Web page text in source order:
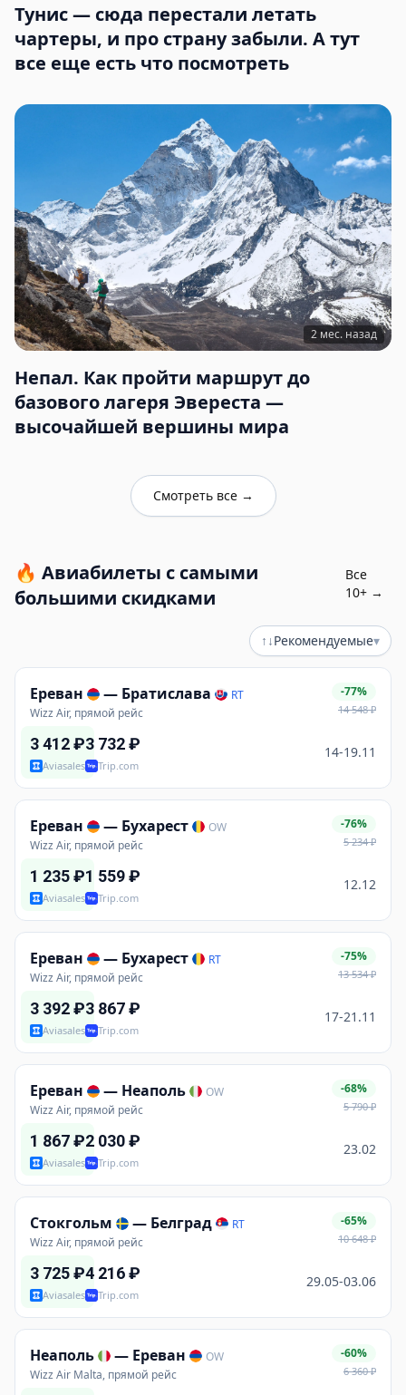
Тунис — сюда перестали летать
чартеры, и про страну забыли. А тут
все еще есть что посмотреть
2 мес. назад
Непал. Как пройти маршрут до
базового лагеря Эвереста —
высочайшей вершины мира
Смотреть все→
🔥 Авиабилеты с самыми
большими скидками
Все
10+ →
↑↓Рекомендуемые▾
Ереван — Братислава
RT
Wizz Air, прямой рейс
-77%
14 548₽
3 412₽
Aviasales
3 732₽
Trip.com
14-19.11
Ереван — Бухарест
OW
Wizz Air, прямой рейс
-76%
5 234₽
1 235₽
Aviasales
1 559₽
Trip.com
12.12
Ереван — Бухарест
RT
Wizz Air, прямой рейс
-75%
13 534₽
3 392₽
Aviasales
3 867₽
Trip.com
17-21.11
Ереван — Неаполь
OW
Wizz Air, прямой рейс
-68%
5 790₽
1 867₽
Aviasales
2 030₽
Trip.com
23.02
Стокгольм — Белград
RT
Wizz Air, прямой рейс
-65%
10 648₽
3 725₽
Aviasales
4 216₽
Trip.com
29.05-03.06
Неаполь — Ереван
OW
Wizz Air Malta, прямой рейс
-60%
6 360₽